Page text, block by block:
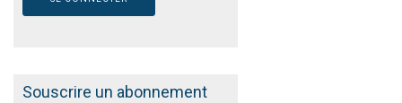
Souscrire un abonnement